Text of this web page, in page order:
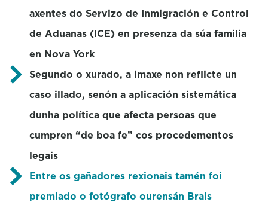
axentes do Servizo de Inmigración e Control
de Aduanas (ICE) en presenza da súa familia
en Nova York
Segundo o xurado, a imaxe non reflicte un
caso illado, senón a aplicación sistemática
dunha política que afecta persoas que
cumpren “de boa fe” cos procedementos
legais
Entre os gañadores rexionais tamén foi
premiado o fotógrafo ourensán Brais